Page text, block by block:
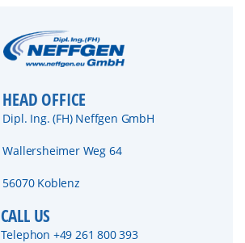
HEAD OFFICE
Dipl. Ing. (FH) Neffgen GmbH
Wallersheimer Weg 64
56070 Koblenz
CALL US
Telephon +49 261 800 393